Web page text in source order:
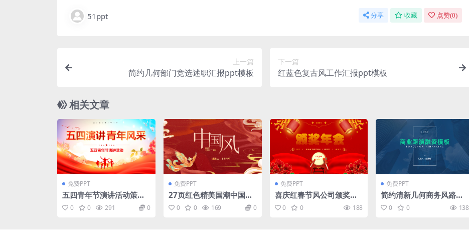
51ppt 分享 收藏 点赞(0)
上一篇
简约几何部门竞选述职汇报ppt模板
下一篇
红蓝色复古风工作汇报ppt模板
相关文章
免费PPT
五四青年节演讲活动策划P
PT模板
0 0 291 0
免费PPT
27页红色精美国潮中国风
商务汇报PPT模板
0 0 169 0
免费PPT
喜庆红春节风公司颁奖晚
会ppt模板
0 0 188
免费PPT
简约清新几何商务风路演
融资计划书ppt模板
0 0 138